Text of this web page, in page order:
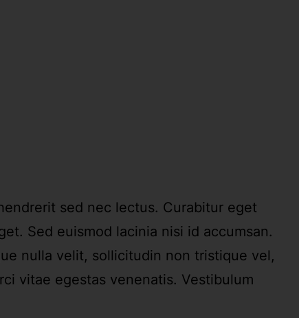
sed nec lectus. Curabitur eget
Sed euismod lacinia nisi id accumsan.
nulla velit, sollicitudin non tristique vel,
vitae egestas venenatis. Vestibulum